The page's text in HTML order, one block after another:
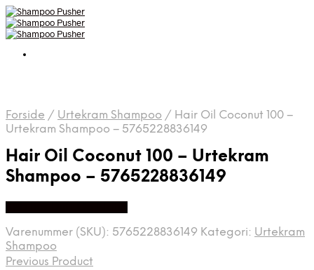
Forside / Urtekram Shampoo / Hair Oil Coconut 100 –
Urtekram Shampoo – 5765228836149
Hair Oil Coconut 100 – Urtekram
Shampoo – 5765228836149
Varenummer (SKU): 5765228836149 Kategori: Urtekram
Shampoo
Previous Product